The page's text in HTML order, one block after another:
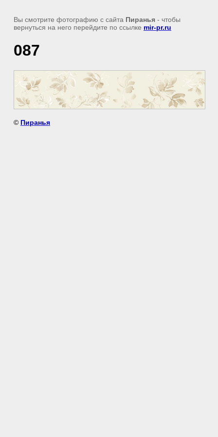
Вы смотрите фотографию с сайта Пиранья - чтобы
вернуться на него перейдите по ссылке mir-pr.ru
087
© Пиранья